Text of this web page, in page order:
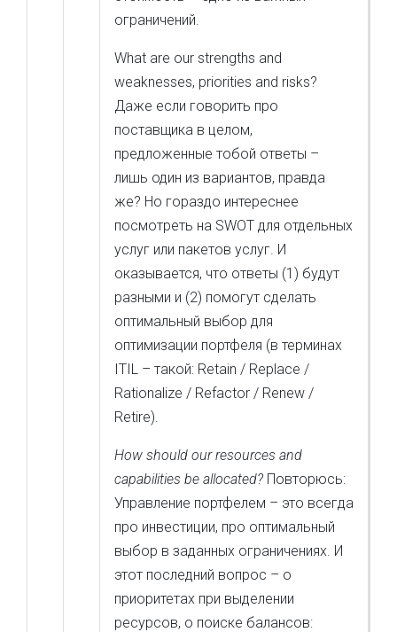
ограничений.
What are our strengths and
weaknesses, priorities and risks?
Даже если говорить про
поставщика в целом,
предложенные тобой ответы –
лишь один из вариантов, правда
же? Но гораздо интереснее
посмотреть на SWOT для отдельных
услуг или пакетов услуг. И
оказывается, что ответы (1) будут
разными и (2) помогут сделать
оптимальный выбор для
оптимизации портфеля (в терминах
ITIL – такой: Retain / Replace /
Rationalize / Refactor / Renew /
Retire).
How should our resources and
capabilities be allocated? Повторюсь:
Управление портфелем – это всегда
про инвестиции, про оптимальный
выбор в заданных ограничениях. И
этот последний вопрос – о
приоритетах при выделении
ресурсов, о поиске балансов: